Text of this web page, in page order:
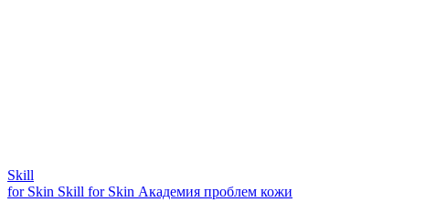
Skill
for Skin Skill for Skin Академия проблем кожи